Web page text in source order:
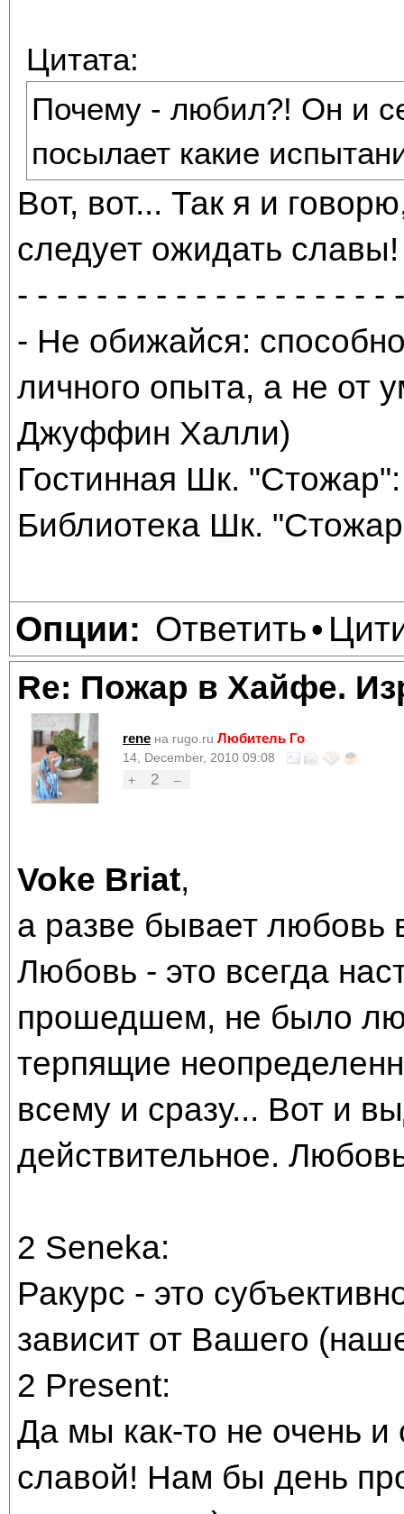
Цитата:
Почему - любил?! Он и
посылает какие
Вот, вот... Так я и
следует ожидать
- - - - - - - - - - - - - - - - - - -
- Не обижайся:
личного опыта, а не от
Джуффин Халли)
Гостинная Шк.
Библиотека Шк.
Опции: Ответить•
Re: Пожар в Хайфе.
rene на rugo.ru Любитель Го
14, December, 2010 09:08
+
2 –
Voke Briat,
а разве бывает
Любовь - это всегда
прошедшем, не было
терпящие
всему и сразу... Вот и
действительное.
2 Seneka:
Ракурс - это
зависит от Вашего
2 Present:
Да мы как-то не очень
славой! Нам бы день